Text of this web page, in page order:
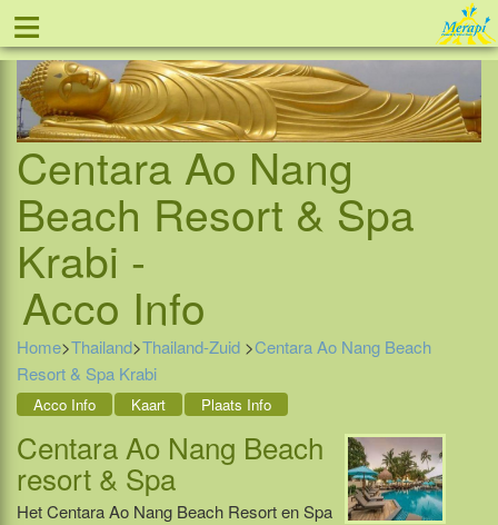
≡ Tel: 088 - 81 11 999
Centara Ao Nang
Beach Resort & Spa
Krabi -
Acco Info
Home>Thailand>Thailand-Zuid >Centara Ao Nang Beach
Resort & Spa Krabi
Acco Info Kaart Plaats Info
Centara Ao Nang Beach
resort & Spa
Het Centara Ao Nang Beach Resort en Spa